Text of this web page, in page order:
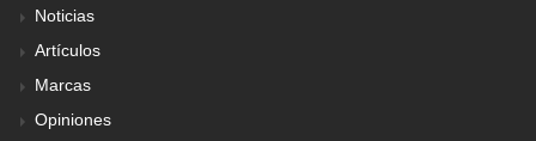
Noticias
Artículos
Marcas
Opiniones